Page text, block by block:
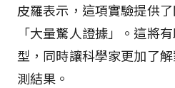
皮羅表示，這項實驗提供
「大量驚人證據」。這將
型，同時讓科學家更加了
測結果。